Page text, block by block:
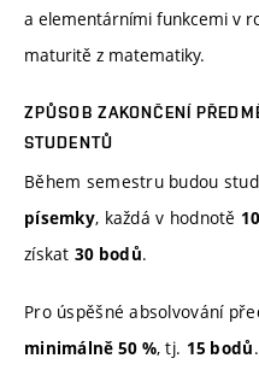
a elementárními funkcemi v
maturitě z matematiky.
ZPŮSOB ZAKONČENÍ
STUDENTŮ
Během semestru budou
písemky, každá v hodnotě
získat 30 bodů.
Pro úspěšné absolvování
minimálně 50 %, tj. 15 bodů